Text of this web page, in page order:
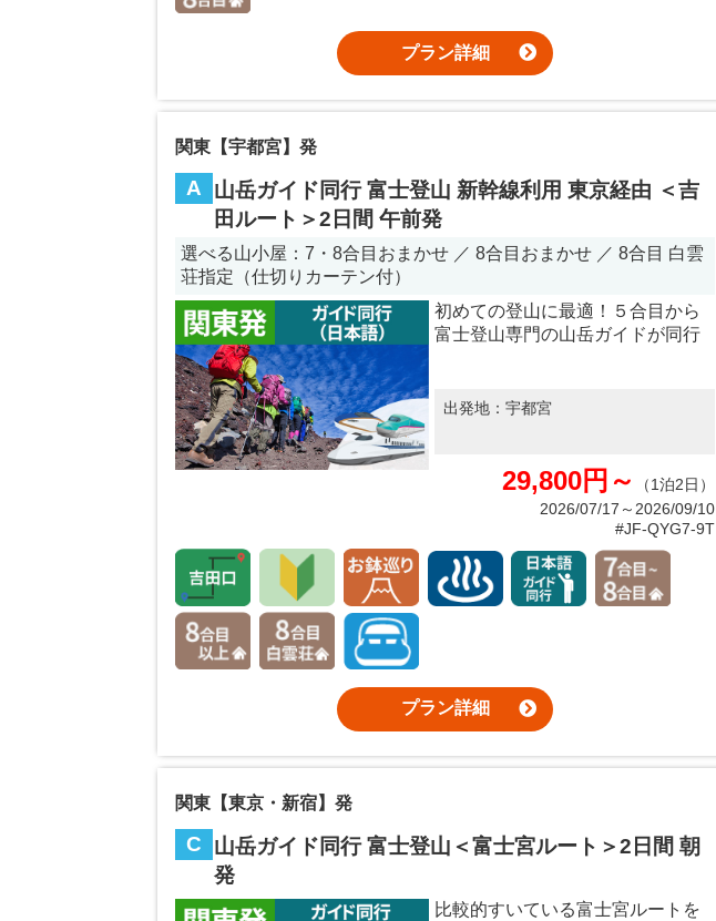
プラン詳細
関東【宇都宮】発
A
山岳ガイド同行 富士登山 新幹線利用 東京経由 ＜吉
田ルート＞2日間 午前発
選べる山小屋：7・8合目おまかせ ／ 8合目おまかせ ／ 8合目 白雲
荘指定（仕切りカーテン付）
初めての登山に最適！５合目から
富士登山専門の山岳ガイドが同行
出発地： 宇都宮
29,800円～
（1泊2日）
2026/07/17～2026/09/10
#JF-QYG7-9T
プラン詳細
関東【東京・新宿】発
C
山岳ガイド同行 富士登山＜富士宮ルート＞2日間 朝
発
比較的すいている富士宮ルートを